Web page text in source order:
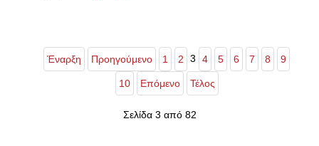
Έναρξη Προηγούμενο 1 2 3 4 5 6 7 8 9
10 Επόμενο Τέλος
Σελίδα 3 από 82